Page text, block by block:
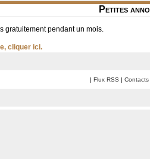
Petites
gratuitement pendant un mois.
cliquer ici.
| Flux RSS | Contacts